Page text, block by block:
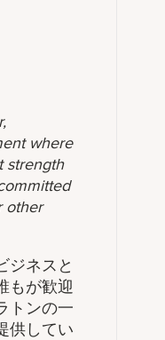
where
strength
other
ジネスと
もが歓迎
トンの一
供してい